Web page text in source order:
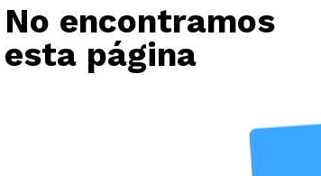
No encontramos
esta página